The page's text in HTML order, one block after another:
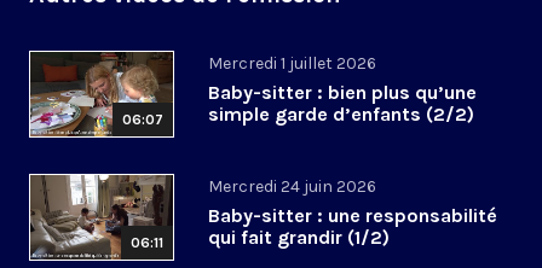
06:07
Mercredi 1 juillet 2026
Baby-sitter : bien plus qu’une
simple garde d’enfants (2/2)
06:11
Mercredi 24 juin 2026
Baby-sitter : une responsabilité
qui fait grandir (1/2)